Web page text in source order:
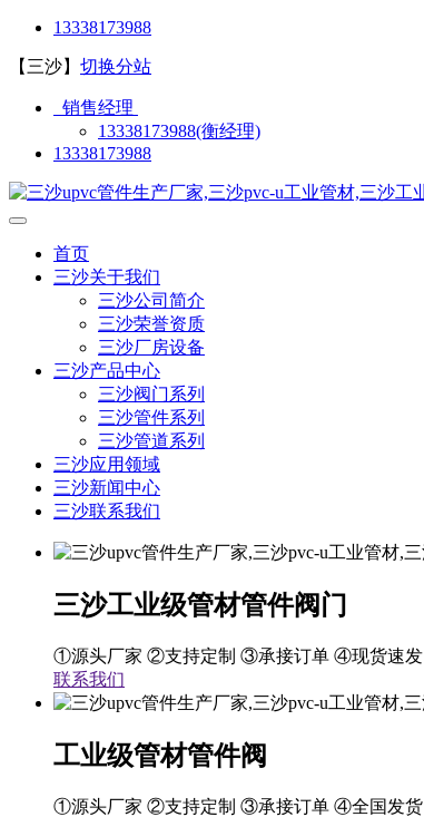
13338173988
【三沙】 切换分站
销售经理
13338173988(衡经理)
13338173988
首页
三沙关于我们
三沙公司简介
三沙荣誉资质
三沙厂房设备
三沙产品中心
三沙阀门系列
三沙管件系列
三沙管道系列
三沙应用领域
三沙新闻中心
三沙联系我们
三沙工业级管材管件阀门
①源头厂家 ②支持定制 ③承接订单 ④现货速发
联系我们
工业级管材管件阀
①源头厂家 ②支持定制 ③承接订单 ④全国发货